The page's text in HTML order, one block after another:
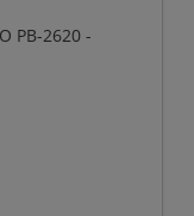
PB-2620 -